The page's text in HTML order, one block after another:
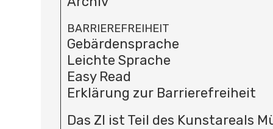
BARRIEREFREIHEIT
Gebärdensprache
Leichte Sprache
Easy Read
Erklärung zur Barrierefreiheit
Das ZI ist Teil des Kunstareals